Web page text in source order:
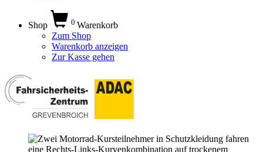
Shop 0 Warenkorb
Zum Shop
Warenkorb anzeigen
Zur Kasse gehen